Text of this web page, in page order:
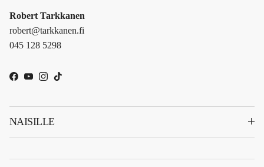
Robert Tarkkanen
robert@tarkkanen.fi
045 128 5298
Facebook
YouTube
Instagram
TikTok
NAISILLE